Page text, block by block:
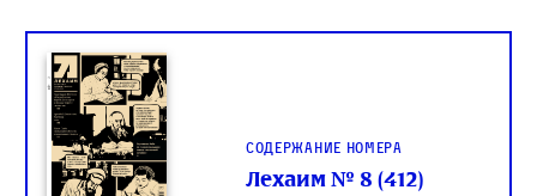
Содержание номера
Лехаим № 8 (412)